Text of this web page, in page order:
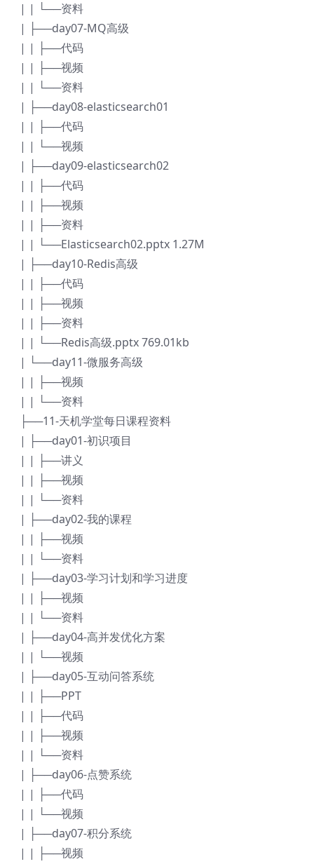
| | └──资料
| ├──day07-MQ高级
| | ├──代码
| | ├──视频
| | └──资料
| ├──day08-elasticsearch01
| | ├──代码
| | └──视频
| ├──day09-elasticsearch02
| | ├──代码
| | ├──视频
| | ├──资料
| | └──Elasticsearch02.pptx 1.27M
| ├──day10-Redis高级
| | ├──代码
| | ├──视频
| | ├──资料
| | └──Redis高级.pptx 769.01kb
| └──day11-微服务高级
| | ├──视频
| | └──资料
├──11-天机学堂每日课程资料
| ├──day01-初识项目
| | ├──讲义
| | ├──视频
| | └──资料
| ├──day02-我的课程
| | ├──视频
| | └──资料
| ├──day03-学习计划和学习进度
| | ├──视频
| | └──资料
| ├──day04-高并发优化方案
| | └──视频
| ├──day05-互动问答系统
| | ├──PPT
| | ├──代码
| | ├──视频
| | └──资料
| ├──day06-点赞系统
| | ├──代码
| | └──视频
| ├──day07-积分系统
| | ├──视频